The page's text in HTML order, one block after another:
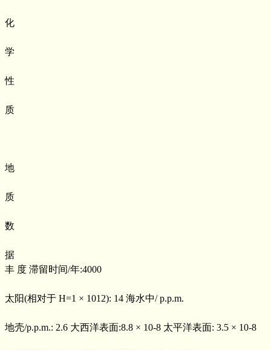
化
学
性
质
地
质
数
据
丰 度 滞留时间/年:4000
太阳(相对于 H=1 × 1012): 14 海水中/ p.p.m.
地壳/p.p.m.: 2.6 大西洋表面:8.8 × 10-8 太平洋表面: 3.5 × 10-8